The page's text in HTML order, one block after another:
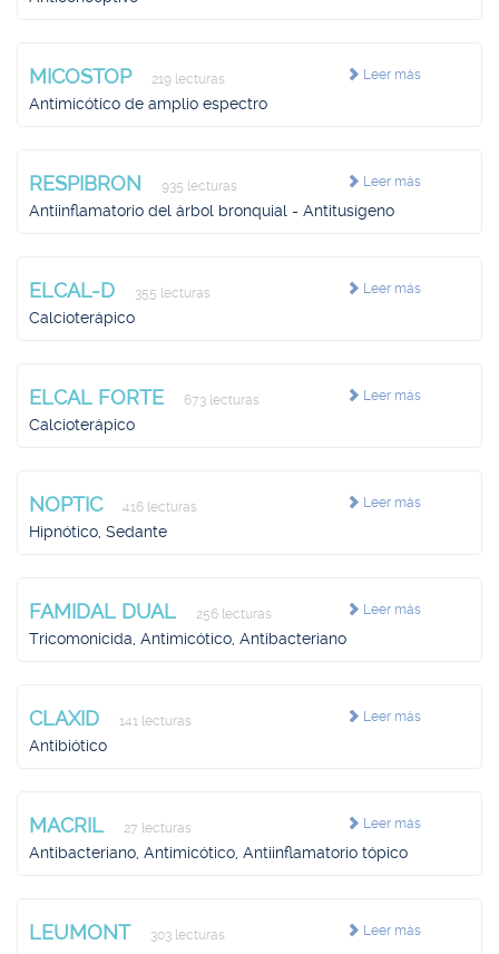
Leer más
MICOSTOP 219 lecturas
Antimicótico de amplio espectro
Leer más
RESPIBRON 935 lecturas
Antiinflamatorio del árbol bronquial - Antitusígeno
Leer más
ELCAL-D 355 lecturas
Calcioterápico
Leer más
ELCAL FORTE 673 lecturas
Calcioterápico
Leer más
NOPTIC 416 lecturas
Hipnótico, Sedante
Leer más
FAMIDAL DUAL 256 lecturas
Tricomonicida, Antimicótico, Antibacteriano
Leer más
CLAXID 141 lecturas
Antibiótico
Leer más
MACRIL 27 lecturas
Antibacteriano, Antimicótico, Antiinflamatorio tópico
Leer más
LEUMONT 303 lecturas